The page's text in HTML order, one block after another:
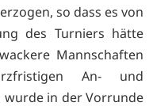
so dass es von
des Turniers hätte
Mannschaften
An- und
wurde in der Vorrunde